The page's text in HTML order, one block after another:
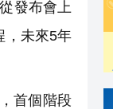
08:47
發布會上
，未來5年
首個階段